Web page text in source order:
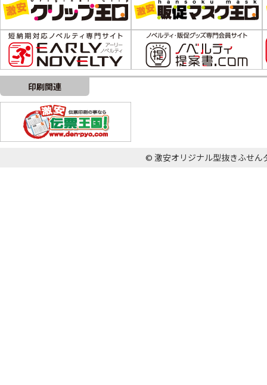
印刷関連
© 激安オリジナル型抜きふせん